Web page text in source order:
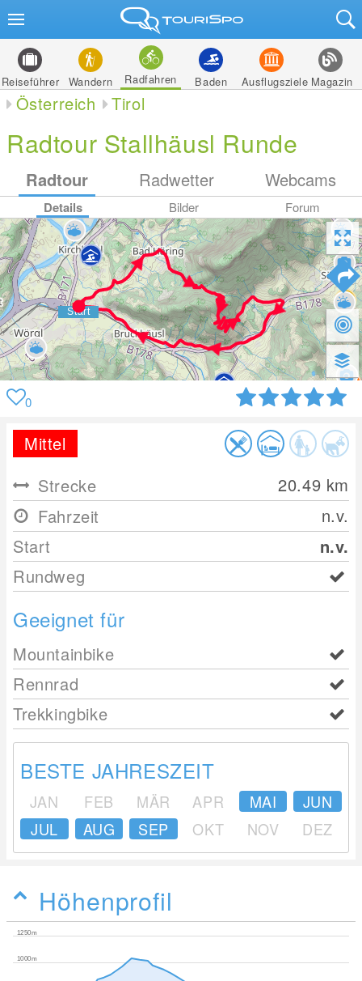
Reiseführer Wandern Radfahren Baden Ausflugsziele Magazin
Österreich Tirol
Radtour Stallhäusl Runde
Radtour Radwetter Webcams
Details Bilder Forum
0
Mittel
Strecke
20.49 km
Fahrzeit
n.v.
Start
n.v.
Rundweg
Geeignet für
Mountainbike
Rennrad
Trekkingbike
BESTE JAHRESZEIT
JAN FEB MÄR APR MAI
JUN
JUL
AUG SEP OKT NOV DEZ
Höhenprofil
1000m
1250m